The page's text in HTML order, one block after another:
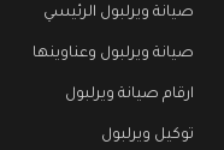
صيانة ويرلبول الرئيسي
صيانة ويرلبول وعناوينها
ارقام صيانة ويرلبول
توكيل ويرلبول